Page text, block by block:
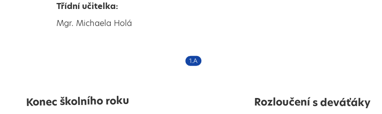
Třídní učitelka:
Mgr. Michaela Holá
1.A
Konec školního roku Rozloučení s deváťáky